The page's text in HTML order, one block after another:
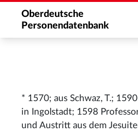
Oberdeutsche
Personendatenbank
* 1570; aus Schwaz, T.;
in Ingolstadt; 1598
und Austritt aus dem